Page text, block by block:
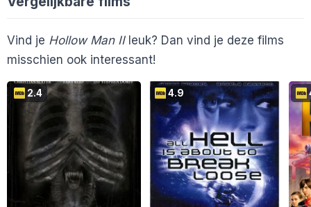
En 1 ander...
A Alienlady 5 ArtSeries 3
Vind je Hollow Man IIleuk? Dan vind je deze films
misschien ook interessant!
2.4 4.9